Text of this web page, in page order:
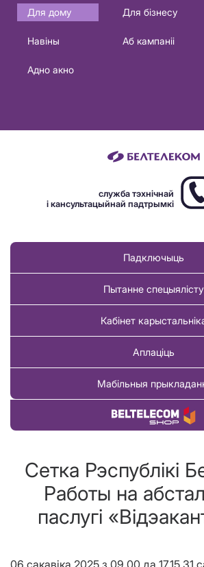
Основная
навигация
Для дому Для бізнесу
Навіны
Аб кампаніі
Адно акно
служба тэхнічнай
і кансультацыйнай падтрымкі
Падключыць
Пытанне спецыялісту
Кабінет
Аплаціць
Мабільныя
Купіць тавар
Сетка Рэспублiкi
Работы на
паслугi